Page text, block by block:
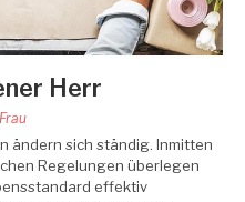
Herr
Frau
ändern sich ständig. Inmitten
Regelungen überlegen
effektiv